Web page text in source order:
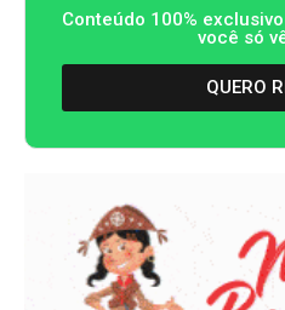
Conteúdo 100%
você só
QUERO